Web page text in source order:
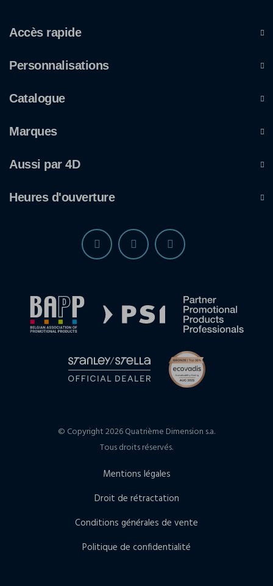
Accès rapide
Personnalisations
Catalogue
Marques
Aussi par 4D
Heures d'ouverture
© Copyright 2026 Quatrième Dimension s.a.
Tous droits réservés.
Mentions légales
Droit de rétractation
Conditions générales de vente
Politique de confidentialité